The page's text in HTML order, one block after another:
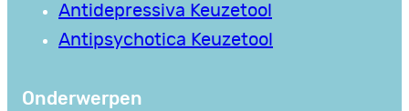
Antidepressiva Keuzetool
Antipsychotica Keuzetool
Onderwerpen